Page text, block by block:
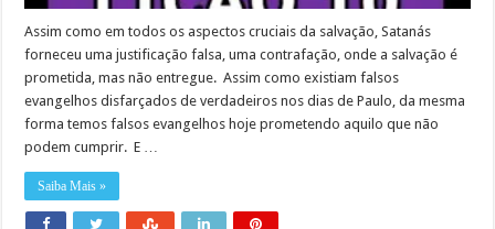
Assim como em todos os aspectos cruciais da salvação, Satanás
forneceu uma justificação falsa, uma contrafação, onde a salvação é
prometida, mas não entregue. Assim como existiam falsos
evangelhos disfarçados de verdadeiros nos dias de Paulo, da mesma
forma temos falsos evangelhos hoje prometendo aquilo que não
podem cumprir. E …
Saiba Mais »